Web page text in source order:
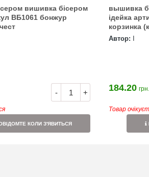
бісером
- +
КОЛИ З'ЯВИТЬСЯ
вышивка бисером
ідейка артикул ВБ2021 вишневая
корзинка
Автор:
184.20 грн.
Товар